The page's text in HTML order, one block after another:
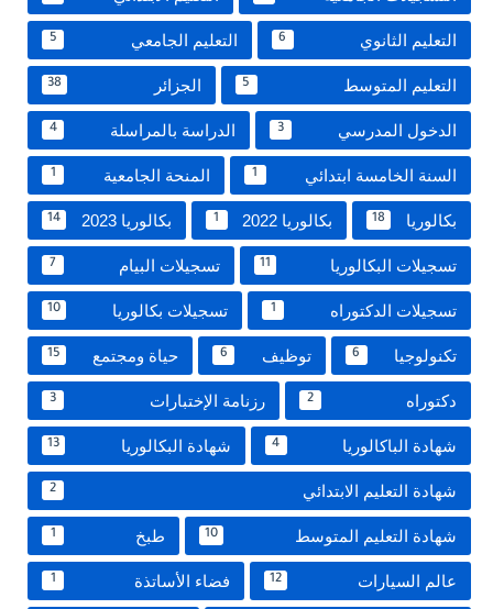
التعليم الثانوي 6 التعليم الجامعي 5
التعليم المتوسط 5 الجزائر 38
الدخول المدرسي 3 الدراسة بالمراسلة 4
السنة الخامسة ابتدائي 1 المنحة الجامعية 1
بكالوريا 18 بكالوريا 2022 1 بكالوريا 2023 14
تسجيلات البكالوريا 11 تسجيلات البيام 7
تسجيلات الدكتوراه 1 تسجيلات بكالوريا 10
تكنولوجيا 6 توظيف 6 حياة ومجتمع 15
دكتوراه 2 رزنامة الإختبارات 3
شهادة الباكالوريا 4 شهادة البكالوريا 13
شهادة التعليم الابتدائي 2
شهادة التعليم المتوسط 10 طبخ 1
عالم السيارات 12 فضاء الأساتذة 1